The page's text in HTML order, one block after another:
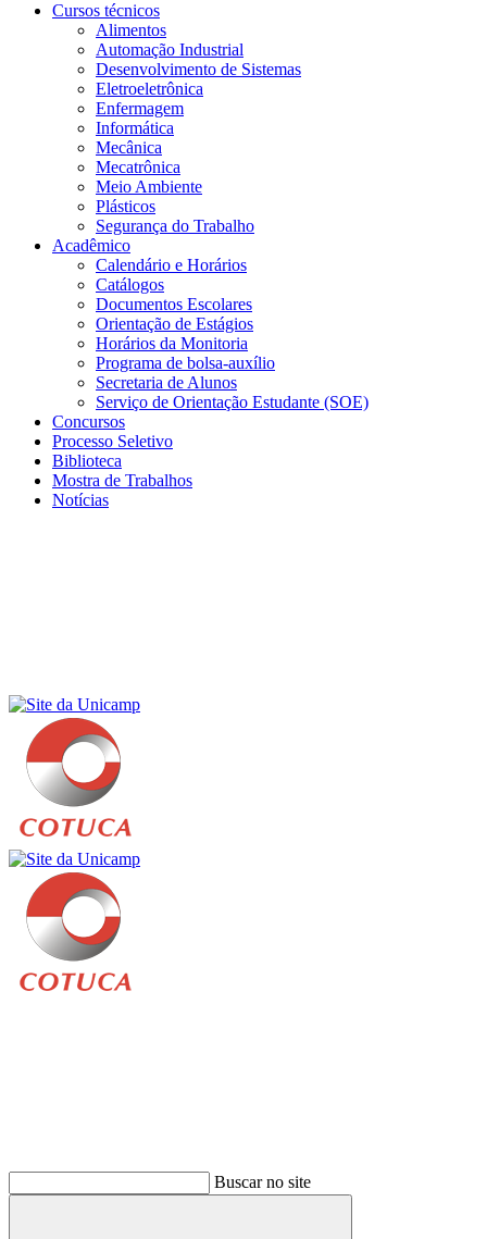
Cursos técnicos
Alimentos
Automação Industrial
Desenvolvimento de Sistemas
Eletroeletrônica
Enfermagem
Informática
Mecânica
Mecatrônica
Meio Ambiente
Plásticos
Segurança do Trabalho
Acadêmico
Calendário e Horários
Catálogos
Documentos Escolares
Orientação de Estágios
Horários da Monitoria
Programa de bolsa-auxílio
Secretaria de Alunos
Serviço de Orientação Estudante (SOE)
Concursos
Processo Seletivo
Biblioteca
Mostra de Trabalhos
Notícias
Buscar no site